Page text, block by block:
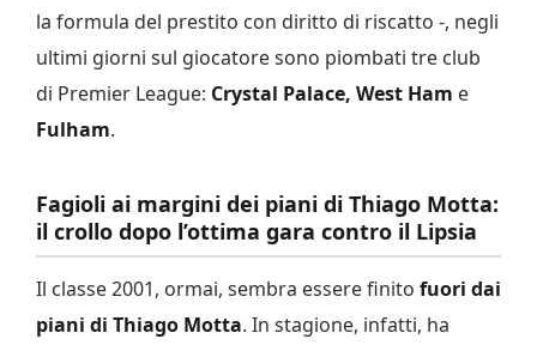
la formula del prestito con diritto di riscatto -, negli
ultimi giorni sul giocatore sono piombati tre club
di Premier League: Crystal Palace, West Ham e
Fulham.
Fagioli ai margini dei piani di Thiago Motta:
il crollo dopo l’ottima gara contro il Lipsia
Il classe 2001, ormai, sembra essere finito fuori dai
piani di Thiago Motta. In stagione, infatti, ha